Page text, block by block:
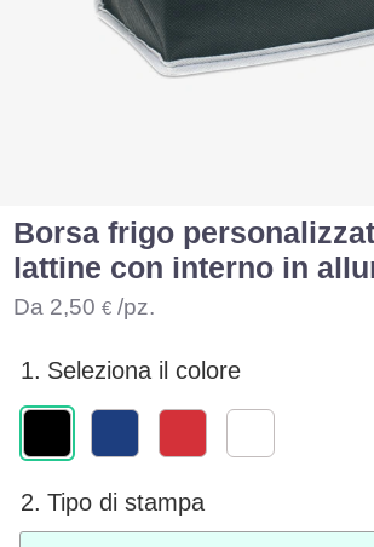
Borsa frigo
lattine con interno in
Da 2,50 € /pz.
1. Seleziona il colore
2. Tipo di stampa